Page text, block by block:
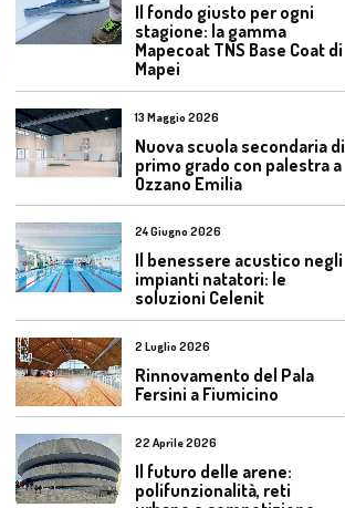
Il fondo giusto per ogni
stagione: la gamma
Mapecoat TNS Base Coat di
Mapei
13 Maggio 2026
Nuova scuola secondaria di
primo grado con palestra a
Ozzano Emilia
24 Giugno 2026
Il benessere acustico negli
impianti natatori: le
soluzioni Celenit
2 Luglio 2026
Rinnovamento del Pala
Fersini a Fiumicino
22 Aprile 2026
Il futuro delle arene:
polifunzionalità, reti